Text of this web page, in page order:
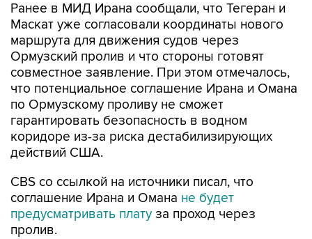
Ранее в МИД Ирана сообщали, что Тегеран и
Маскат уже согласовали координаты нового
маршрута для движения судов через
Ормузский пролив и что стороны готовят
совместное заявление. При этом отмечалось,
что потенциальное соглашение Ирана и Омана
по Ормузскому проливу не сможет
гарантировать безопасность в водном
коридоре из-за риска дестабилизирующих
действий США.
CBS со ссылкой на источники писал, что
соглашение Ирана и Омана не будет
предусматривать плату за проход через
пролив.